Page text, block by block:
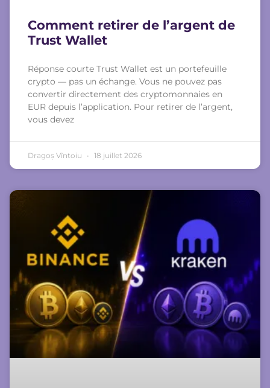
Comment retirer de l’argent de
Trust Wallet
Réponse courte Trust Wallet est un portefeuille
crypto — pas un échange. Vous ne pouvez pas
convertir directement des cryptomonnaies en
EUR depuis l’application. Pour retirer de l’argent,
vous devez
Dragoș Vîntoiu 18 juillet 2026